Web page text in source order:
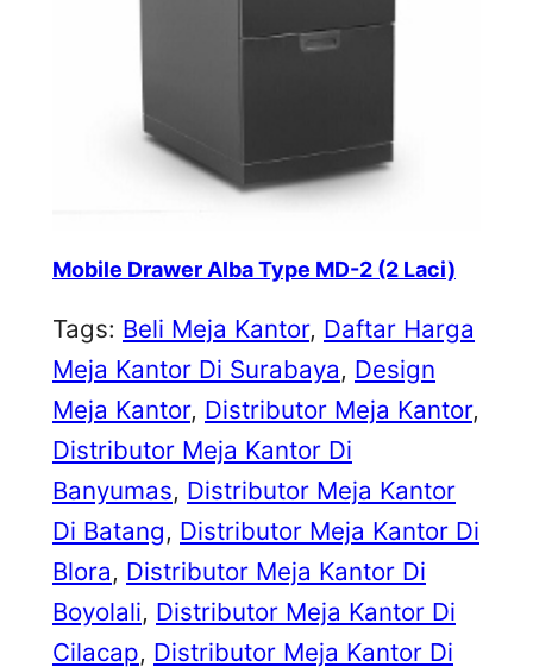
Mobile Drawer Alba Type MD-2 (2 Laci)
Tags: Beli Meja Kantor, Daftar Harga
Meja Kantor Di Surabaya, Design
Meja Kantor, Distributor Meja Kantor
Distributor Meja Kantor Di
Banyumas, Distributor Meja Kantor
Di Batang, Distributor Meja Kantor Di
Blora, Distributor Meja Kantor Di
Boyolali, Distributor Meja Kantor Di
Cilacap, Distributor Meja Kantor Di